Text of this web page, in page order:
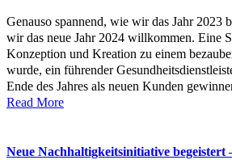
Genauso spannend, wie wir das Jahr 2023
wir das neue Jahr 2024 willkommen. Eine
Konzeption und Kreation zu einem
wurde, ein führender
Ende des Jahres als neuen Kunden
Read More
Neue Nachhaltigkeitsinitiative begeistert